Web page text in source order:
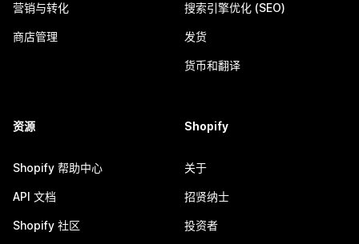
营销与转化
商店管理
搜索引擎优化 (SEO)
发货
货币和翻译
资源
Shopify 帮助中心
API 文档
Shopify 社区
Shopify
关于
招贤纳士
投资者